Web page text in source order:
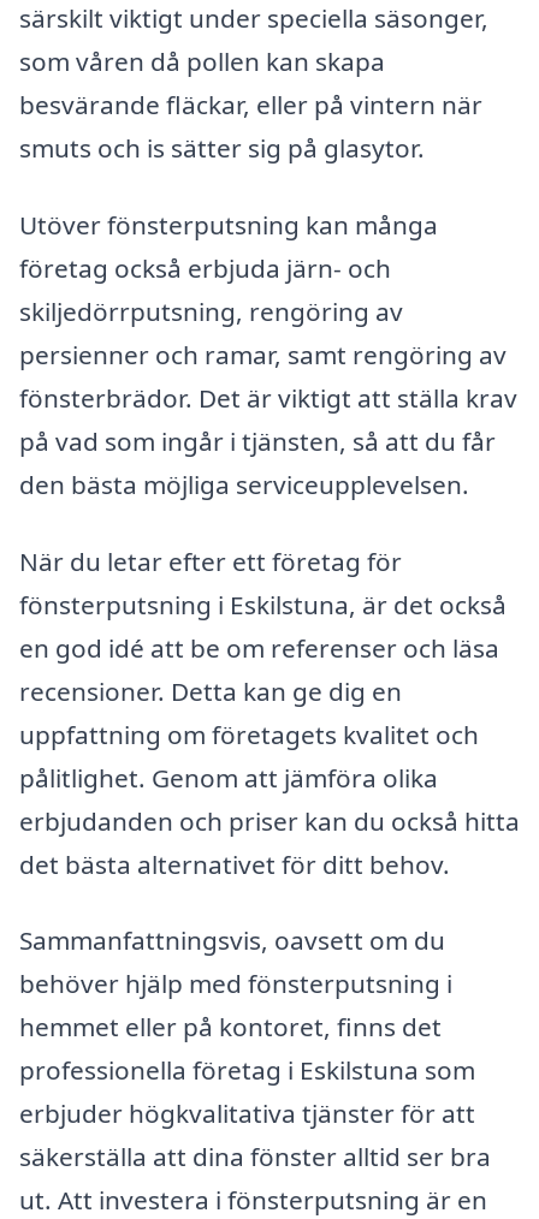
särskilt viktigt under speciella säsonger,
som våren då pollen kan skapa
besvärande fläckar, eller på vintern när
smuts och is sätter sig på glasytor.
Utöver fönsterputsning kan många
företag också erbjuda järn- och
skiljedörrputsning, rengöring av
persienner och ramar, samt rengöring av
fönsterbrädor. Det är viktigt att ställa krav
på vad som ingår i tjänsten, så att du får
den bästa möjliga serviceupplevelsen.
När du letar efter ett företag för
fönsterputsning i Eskilstuna, är det också
en god idé att be om referenser och läsa
recensioner. Detta kan ge dig en
uppfattning om företagets kvalitet och
pålitlighet. Genom att jämföra olika
erbjudanden och priser kan du också hitta
det bästa alternativet för ditt behov.
Sammanfattningsvis, oavsett om du
behöver hjälp med fönsterputsning i
hemmet eller på kontoret, finns det
professionella företag i Eskilstuna som
erbjuder högkvalitativa tjänster för att
säkerställa att dina fönster alltid ser bra
ut. Att investera i fönsterputsning är en